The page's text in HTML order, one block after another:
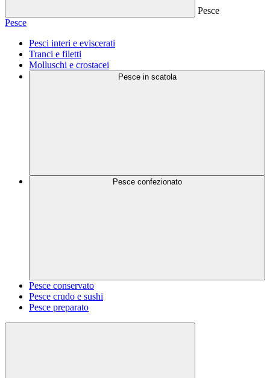
Pesce
Pesce
Pesci interi e eviscerati
Tranci e filetti
Molluschi e crostacei
Pesce in scatola
Pesce confezionato
Pesce conservato
Pesce crudo e sushi
Pesce preparato